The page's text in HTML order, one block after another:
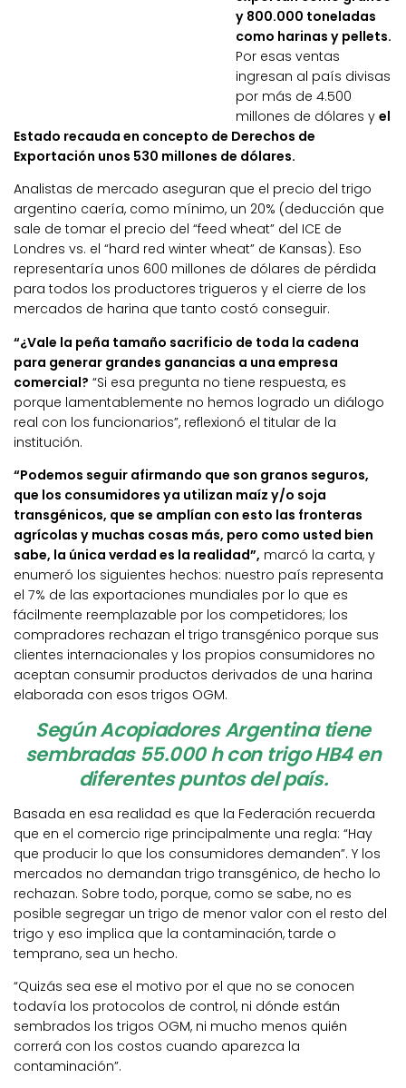
y 800.000 toneladas
como harinas y pellets.
Por esas ventas
ingresan al país divisas
por más de 4.500
millones de dólares y el
Estado recauda en concepto de Derechos de
Exportación unos 530 millones de dólares.
Analistas de mercado aseguran que el precio del trigo
argentino caería, como mínimo, un 20% (deducción que
sale de tomar el precio del “feed wheat” del ICE de
Londres vs. el “hard red winter wheat” de Kansas). Eso
representaría unos 600 millones de dólares de pérdida
para todos los productores trigueros y el cierre de los
mercados de harina que tanto costó conseguir.
“¿Vale la peña tamaño sacrificio de toda la cadena
para generar grandes ganancias a una empresa
comercial? “Si esa pregunta no tiene respuesta, es
porque lamentablemente no hemos logrado un diálogo
real con los funcionarios”, reflexionó el titular de la
institución.
“Podemos seguir afirmando que son granos seguros,
que los consumidores ya utilizan maíz y/o soja
transgénicos, que se amplían con esto las fronteras
agrícolas y muchas cosas más, pero como usted bien
sabe, la única verdad es la realidad”, marcó la carta, y
enumeró los siguientes hechos: nuestro país representa
el 7% de las exportaciones mundiales por lo que es
fácilmente reemplazable por los competidores; los
compradores rechazan el trigo transgénico porque sus
clientes internacionales y los propios consumidores no
aceptan consumir productos derivados de una harina
elaborada con esos trigos OGM.
Según Acopiadores Argentina tiene
sembradas 55.000 h con trigo HB4 en
diferentes puntos del país.
Basada en esa realidad es que la Federación recuerda
que en el comercio rige principalmente una regla: “Hay
que producir lo que los consumidores demanden”. Y los
mercados no demandan trigo transgénico, de hecho lo
rechazan. Sobre todo, porque, como se sabe, no es
posible segregar un trigo de menor valor con el resto del
trigo y eso implica que la contaminación, tarde o
temprano, sea un hecho.
“Quizás sea ese el motivo por el que no se conocen
todavía los protocolos de control, ni dónde están
sembrados los trigos OGM, ni mucho menos quién
correrá con los costos cuando aparezca la
contaminación”.